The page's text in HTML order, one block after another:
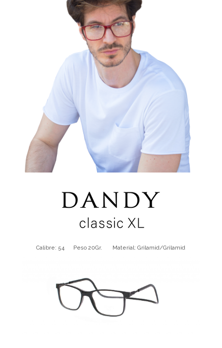
Calibre: 54 Peso 20Gr. Material: Grilamid/Grilamid